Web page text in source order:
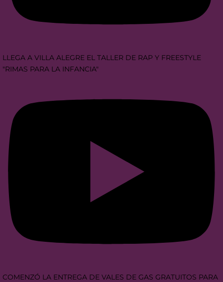
LLEGA A VILLA ALEGRE EL TALLER DE RAP Y FREESTYLE
"RIMAS PARA LA INFANCIA"
COMENZÓ LA ENTREGA DE VALES DE GAS GRATUITOS PARA